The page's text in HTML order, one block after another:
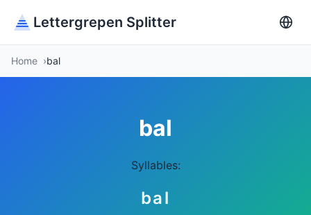
Lettergrepen Splitter
Home bal
bal
Syllables:
bal